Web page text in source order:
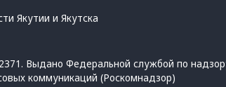
Якутии и Якутска
Выдано Федеральной службой по
коммуникаций (Роскомнадзор)